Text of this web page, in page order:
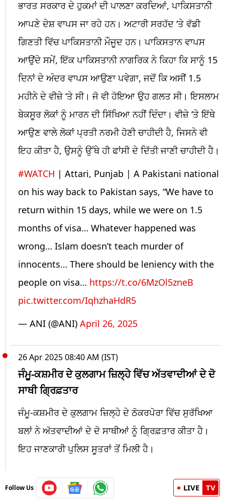
ਭਾਰਤ ਸਰਕਾਰ ਦੇ ਹੁਕਮਾਂ ਦੀ ਪਾਲਣਾ ਕਰਦਿਆਂ, ਪਾਕਿਸਤਾਨੀ
ਆਪਣੇ ਦੇਸ਼ ਵਾਪਸ ਜਾ ਰਹੇ ਹਨ। ਅਟਾਰੀ ਸਰਹੱਦ ‘ਤੇ ਵੱਡੀ
ਗਿਣਤੀ ਵਿੱਚ ਪਾਕਿਸਤਾਨੀ ਮੌਜੂਦ ਹਨ। ਪਾਕਿਸਤਾਨ ਵਾਪਸ
ਆਉਂਦੇ ਸਮੇਂ, ਇੱਕ ਪਾਕਿਸਤਾਨੀ ਨਾਗਰਿਕ ਨੇ ਕਿਹਾ ਕਿ ਸਾਨੂੰ 15
ਦਿਨਾਂ ਦੇ ਅੰਦਰ ਵਾਪਸ ਆਉਣਾ ਪਵੇਗਾ, ਜਦੋਂ ਕਿ ਅਸੀਂ 1.5
ਮਹੀਨੇ ਦੇ ਵੀਜ਼ੇ ‘ਤੇ ਸੀ। ਜੋ ਵੀ ਹੋਇਆ ਉਹ ਗਲਤ ਸੀ। ਇਸਲਾਮ
ਬੇਕਸੂਰ ਲੋਕਾਂ ਨੂੰ ਮਾਰਨ ਦੀ ਸਿੱਖਿਆ ਨਹੀਂ ਦਿੰਦਾ। ਵੀਜ਼ੇ ‘ਤੇ ਇੱਥੇ
ਆਉਣ ਵਾਲੇ ਲੋਕਾਂ ਪ੍ਰਤੀ ਨਰਮੀ ਹੋਣੀ ਚਾਹੀਦੀ ਹੈ, ਜਿਸਨੇ ਵੀ
ਇਹ ਕੀਤਾ ਹੈ, ਉਸਨੂੰ ਉੱਥੇ ਹੀ ਫਾਂਸੀ ਦੇ ਦਿੱਤੀ ਜਾਣੀ ਚਾਹੀਦੀ ਹੈ।
#WATCH | Attari, Punjab | A Pakistani national
on his way back to Pakistan says, “We have to
return within 15 days, while we were on 1.5
months of visa… Whatever happened was
wrong… Islam doesn’t teach murder of
innocents… There should be leniency with the
people on visa… https://t.co/6MzOl5zneB
pic.twitter.com/IqhzhaHdR5
— ANI (@ANI) April 26, 2025
26 Apr 2025 08:40 AM (IST)
ਜੰਮੂ-ਕਸ਼ਮੀਰ ਦੇ ਕੁਲਗਾਮ ਜ਼ਿਲ੍ਹੇ ਵਿੱਚ ਅੱਤਵਾਦੀਆਂ ਦੇ ਦੋ
ਸਾਥੀ ਗ੍ਰਿਫ਼ਤਾਰ
ਜੰਮੂ-ਕਸ਼ਮੀਰ ਦੇ ਕੁਲਗਾਮ ਜ਼ਿਲ੍ਹੇ ਦੇ ਠੋਕਰਪੋਰਾ ਵਿੱਚ ਸੁਰੱਖਿਆ
ਬਲਾਂ ਨੇ ਅੱਤਵਾਦੀਆਂ ਦੇ ਦੋ ਸਾਥੀਆਂ ਨੂੰ ਗ੍ਰਿਫ਼ਤਾਰ ਕੀਤਾ ਹੈ।
ਇਹ ਜਾਣਕਾਰੀ ਪੁਲਿਸ ਸੂਤਰਾਂ ਤੋਂ ਮਿਲੀ ਹੈ।
Follow Us LIVE TV